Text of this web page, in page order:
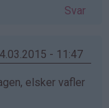
Svar
- 11:47
elsker vafler